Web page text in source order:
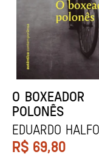
DENTES
Zadie Smith
R$ 129,90